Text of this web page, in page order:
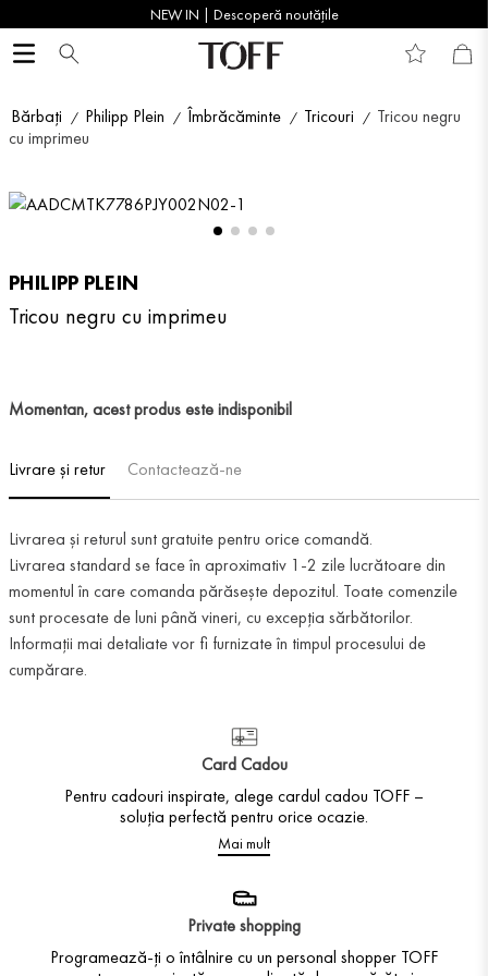
NEW IN | Descoperă noutățile
Bărbați Philipp Plein Îmbrăcăminte Tricouri
Tricou negru
cu imprimeu
PHILIPP PLEIN
Tricou negru cu imprimeu
Momentan, acest produs este indisponibil
Livrare și retur Contactează-ne
Livrarea și returul sunt gratuite pentru orice comandă.
Livrarea standard se face în aproximativ 1-2 zile lucrătoare din
momentul în care comanda părăsește depozitul. Toate comenzile
sunt procesate de luni până vineri, cu excepția sărbătorilor.
Informații mai detaliate vor fi furnizate în timpul procesului de
cumpărare.
Card Cadou
Pentru cadouri inspirate, alege cardul cadou TOFF –
soluția perfectă pentru orice ocazie.
Mai mult
Private shopping
Programează-ți o întâlnire cu un personal shopper TOFF